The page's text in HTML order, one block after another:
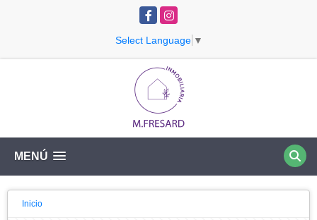
FacebookInstagram
Select Language ▼
MENÚ
Inicio